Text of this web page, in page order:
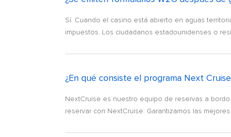
Sí. Cuando el casino está abierto en aguas
impuestos. Los ciudadanos estadounidenses o
¿En qué consiste el programa Next
NextCruise es nuestro equipo de reservas a
reservar con NextCruise: Garantizamos las